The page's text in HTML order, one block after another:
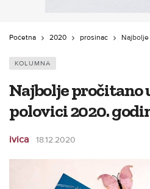
Početna 2020 prosinac
KOLUMNA
Najbolje pročitano
polovici 2020.
ivica 18.12.2020